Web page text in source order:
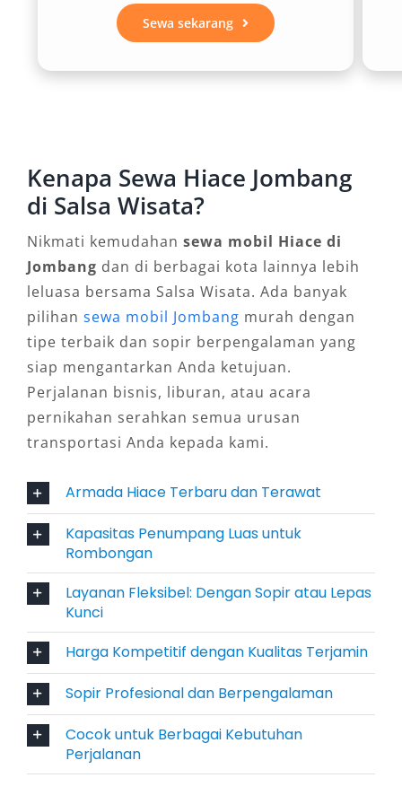
3. Fleksibilitas Tujuan Perjalanan
Menggunakan rental mobil Hiace Jombang
makam para ulama Jombang, kunjungan bisnis
ke Surabaya, hingga perjalanan ke Malang,
4. Hemat Biaya Transportasi
Dibandingkan menggunakan beberapa
kendaraan kecil, sewa Hiace Jombang jauh
lebih hemat. Biaya operasional seperti bahan
bakar, tol, maupun parkir bisa ditekan, karena
cukup satu unit mobil untuk menampung
banyak orang. Efisiensi ini membuatnya
ingin berhemat tanpa mengurangi
kenyamanan.
5. Profesional dengan Sopir
Berpengalaman
Banyak penyedia rental Hiace Jombang
menawarkan layanan sopir berpengalaman
yang memahami medan perjalanan. Hal ini
menambah rasa aman dan tenang, terutama
bagi rombongan yang tidak terbiasa
berkendara jarak jauh. Pengemudi yang ramah
Sewa sekarang
Kenapa Sewa Hiace Jombang
di Salsa Wisata?
Nikmati kemudahan sewa mobil Hiace di
Jombang dan di berbagai kota lainnya lebih
leluasa bersama Salsa Wisata. Ada banyak
pilihan sewa mobil Jombang murah dengan
tipe terbaik dan sopir berpengalaman yang
siap mengantarkan Anda ketujuan.
Perjalanan bisnis, liburan, atau acara
pernikahan serahkan semua urusan
transportasi Anda kepada kami.
Armada Hiace Terbaru dan Terawat
Kapasitas Penumpang Luas untuk
Rombongan
Layanan Fleksibel: Dengan Sopir atau Lepas
Kunci
Harga Kompetitif dengan Kualitas Terjamin
Sopir Profesional dan Berpengalaman
Cocok untuk Berbagai Kebutuhan
Perjalanan